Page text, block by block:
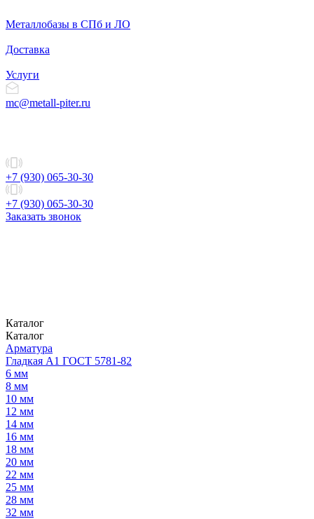
Металлобазы в СПб и ЛО
Доставка
Услуги
mc@metall-piter.ru
+7 (930) 065-30-30
+7 (930) 065-30-30
Заказать звонок
Каталог
Каталог
Арматура
Гладкая А1 ГОСТ 5781-82
6 мм
8 мм
10 мм
12 мм
14 мм
16 мм
18 мм
20 мм
22 мм
25 мм
28 мм
32 мм